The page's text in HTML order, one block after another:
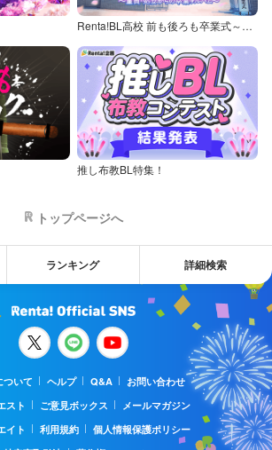
Renta!BL高校 前も後ろも卒業式～童貞・処女からの卒業アルバム～
推し布教BL特集！
トップページへ
ランキング 詳細検索
いて ヘルプ Q&A
お問い合わせ
スト
ご意見ボックス
メールマガジン
イト
利用規約
個人情報保護ポリシー